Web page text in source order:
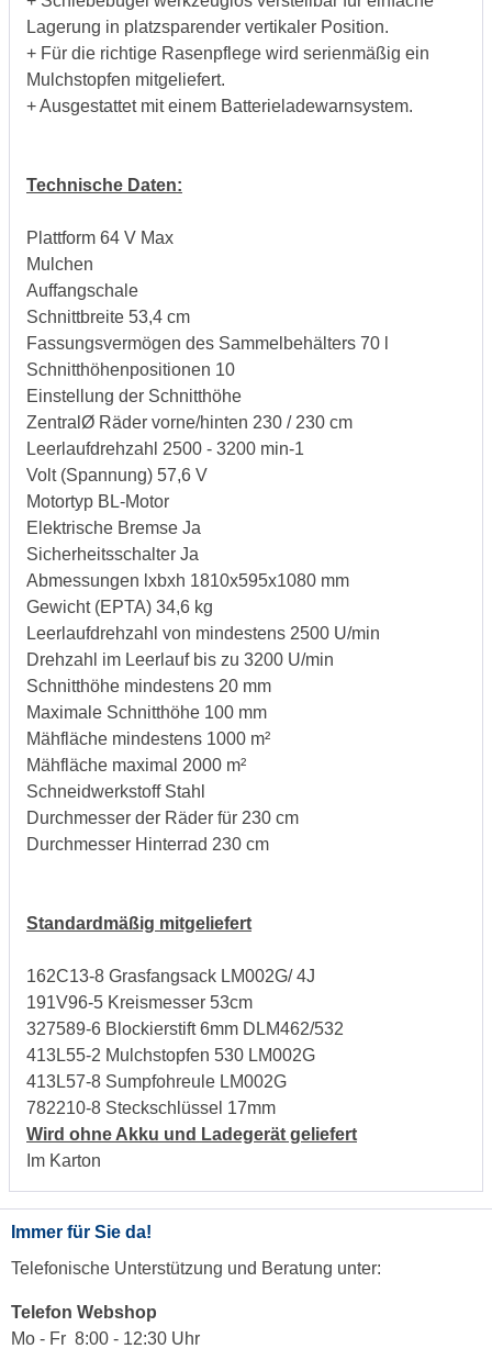
Lagerung in platzsparender vertikaler Position.
+ Für die richtige Rasenpflege wird serienmäßig ein
Mulchstopfen mitgeliefert.
+ Ausgestattet mit einem Batterieladewarnsystem.
Technische Daten:
Plattform 64 V Max
Mulchen
Auffangschale
Schnittbreite 53,4 cm
Fassungsvermögen des Sammelbehälters 70 l
Schnitthöhenpositionen 10
Einstellung der Schnitthöhe
ZentralØ Räder vorne/hinten 230 / 230 cm
Leerlaufdrehzahl 2500 - 3200 min-1
Volt (Spannung) 57,6 V
Motortyp BL-Motor
Elektrische Bremse Ja
Sicherheitsschalter Ja
Abmessungen lxbxh 1810x595x1080 mm
Gewicht (EPTA) 34,6 kg
Leerlaufdrehzahl von mindestens 2500 U/min
Drehzahl im Leerlauf bis zu 3200 U/min
Schnitthöhe mindestens 20 mm
Maximale Schnitthöhe 100 mm
Mähfläche mindestens 1000 m²
Mähfläche maximal 2000 m²
Schneidwerkstoff Stahl
Durchmesser der Räder für 230 cm
Durchmesser Hinterrad 230 cm
Standardmäßig mitgeliefert
162C13-8 Grasfangsack LM002G/ 4J
191V96-5 Kreismesser 53cm
327589-6 Blockierstift 6mm DLM462/532
413L55-2 Mulchstopfen 530 LM002G
413L57-8 Sumpfohreule LM002G
782210-8 Steckschlüssel 17mm
Wird ohne Akku und Ladegerät geliefert
Im Karton
Immer für Sie da!
Telefonische Unterstützung und Beratung unter:
Telefon Webshop
Mo - Fr 8:00 - 12:30 Uhr